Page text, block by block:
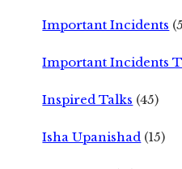
Important Incidents
Important Incidents
Inspired Talks (45)
Isha Upanishad (15)